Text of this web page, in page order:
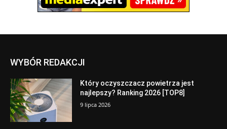
WYBÓR REDAKCJI
Który oczyszczacz powietrza jest
najlepszy? Ranking 2026 [TOP8]
9 lipca 2026